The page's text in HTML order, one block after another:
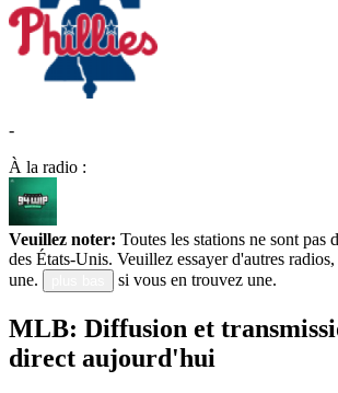
-
À la radio :
Veuillez noter: Toutes les stations ne sont pas
des États-Unis. Veuillez essayer d'autres
une.
si vous en trouvez une.
MLB: Diffusion et
direct aujourd'hui